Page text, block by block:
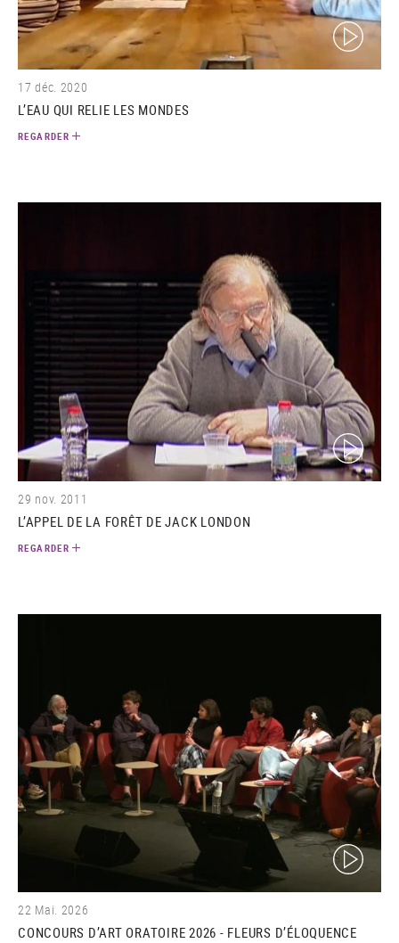
(video)
17 déc. 2020
L’EAU QUI RELIE LES MONDES
REGARDER
(video)
29 nov. 2011
L’APPEL DE LA FORÊT DE JACK LONDON
REGARDER
(video)
22 Mai. 2026
CONCOURS D’ART ORATOIRE 2026 - FLEURS D’ÉLOQUENCE